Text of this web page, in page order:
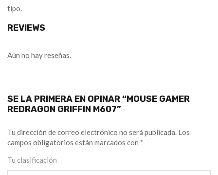
tipo.
REVIEWS
Aún no hay reseñas.
SE LA PRIMERA EN OPINAR “MOUSE GAMER
REDRAGON GRIFFIN M607”
Tu dirección de correo electrónico no será publicada. Los
campos obligatorios están marcados con *
Tu clasificación